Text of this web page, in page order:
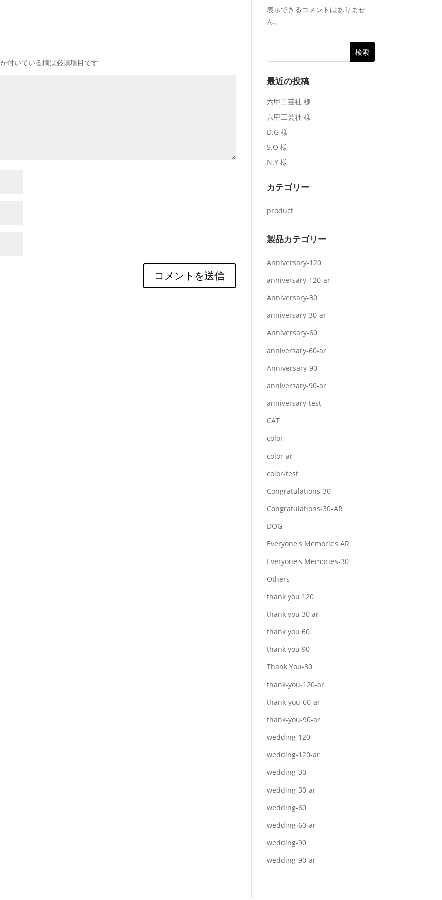
が付いている欄は必須項目です
表示できるコメントはありませ
ん。
最近の投稿
六甲工芸社 様
六甲工芸社 様
D.G 様
S.O 様
N.Y 様
カテゴリー
product
製品カテゴリー
Anniversary-120
anniversary-120-ar
Anniversary-30
anniversary-30-ar
Anniversary-60
anniversary-60-ar
Anniversary-90
anniversary-90-ar
anniversary-test
CAT
color
color-ar
color-test
Congratulations-30
Congratulations-30-AR
DOG
Everyone's Memories AR
Everyone's Memories-30
Others
thank you 120
thank you 30 ar
thank you 60
thank you 90
Thank You-30
thank-you-120-ar
thank-you-60-ar
thank-you-90-ar
wedding-120
wedding-120-ar
wedding-30
wedding-30-ar
wedding-60
wedding-60-ar
wedding-90
wedding-90-ar